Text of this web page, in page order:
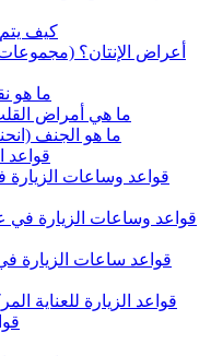
كيف يتم
(أعراض الإنتان؟
ما هو
ما هي أمراض
ما هو الجنف
قواعد
قواعد وساعات
قواعد وساعات الزيارة في
قواعد ساعات الزيارة
قواعد الزيارة للعناية